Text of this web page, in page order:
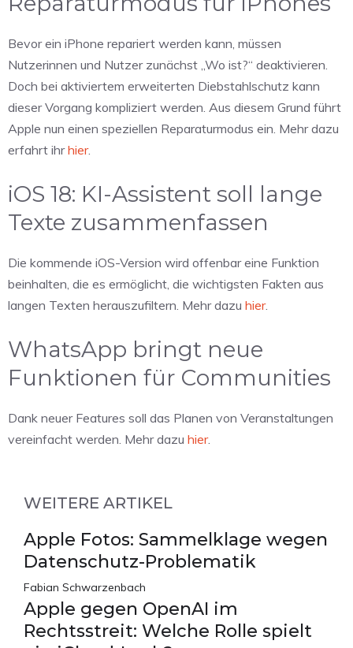
Bevor ein iPhone repariert werden kann, müssen
Nutzerinnen und Nutzer zunächst „Wo ist?“ deaktivieren.
Doch bei aktiviertem erweiterten Diebstahlschutz kann
dieser Vorgang kompliziert werden. Aus diesem Grund führt
Apple nun einen speziellen Reparaturmodus ein. Mehr dazu
erfahrt ihrhier.
iOS 18: KI-Assistent soll lange
Texte zusammenfassen
Die kommende iOS-Version wird offenbar eine Funktion
beinhalten, die es ermöglicht, die wichtigsten Fakten aus
langen Texten herauszufiltern. Mehr dazu hier.
WhatsApp bringt neue
Funktionen für Communities
Dank neuer Features soll das Planen von Veranstaltungen
vereinfacht werden. Mehr dazu hier.
WEITERE ARTIKEL
Apple Fotos: Sammelklage wegen
Datenschutz-Problematik
Fabian Schwarzenbach
Apple gegen OpenAI im
Rechtsstreit: Welche Rolle spielt